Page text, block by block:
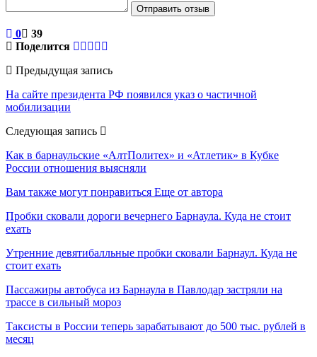
Отправить отзыв
0
39
Поделится
Предыдущая запись
На сайте президента РФ появился указ о частичной
мобилизации
Следующая запись
Как в барнаульские «АлтПолитех» и «Атлетик» в Кубке
России отношения выясняли
Вам также могут понравиться Еще от автора
Пробки сковали дороги вечернего Барнаула. Куда не стоит
ехать
Утренние девятибалльные пробки сковали Барнаул. Куда не
стоит ехать
Пассажиры автобуса из Барнаула в Павлодар застряли на
трассе в сильный мороз
Таксисты в России теперь зарабатывают до 500 тыс. рублей в
месяц